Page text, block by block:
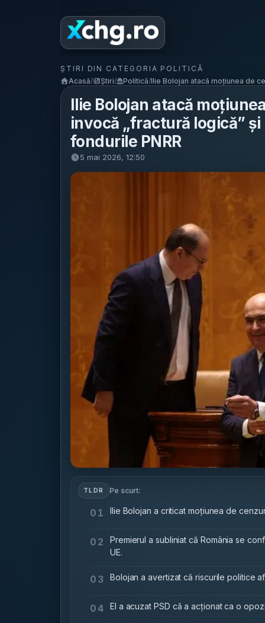
ȘTIRI DIN CATEGORIA POLITICĂ
Acasă/ Știri/ Politică/Ilie Bolojan atacă moțiunea de
Ilie Bolojan atacă
invocă „fractură logică”
fondurile PNRR
5 mai 2026, 12:50
TLDR Pe scurt:
01 Ilie Bolojan a criticat moțiunea de
02
Premierul a subliniat că România se
UE.
03 Bolojan a avertizat că riscurile politice
04 El a acuzat PSD că a acționat ca o